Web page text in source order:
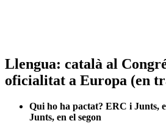
Llengua: català al
oficialitat a Europa (en
Qui ho ha pactat? ERC i Junts,
Junts, en el segon